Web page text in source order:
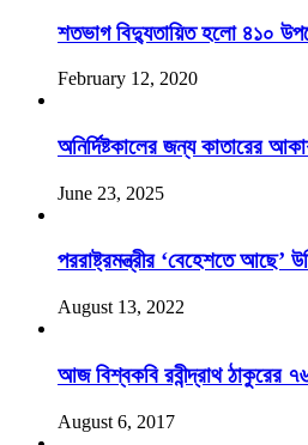
শতভাগ বিদ্যুতায়িত হলো ৪১০
February 12, 2020
অনির্দিষ্টকালের জন্য কাতারের
June 23, 2025
পররাষ্ট্রমন্ত্রীর ‘বেহেশতে আছে’
August 13, 2022
আজ বিশ্বকবি রবীন্দ্রাথ ঠাকুরের
August 6, 2017